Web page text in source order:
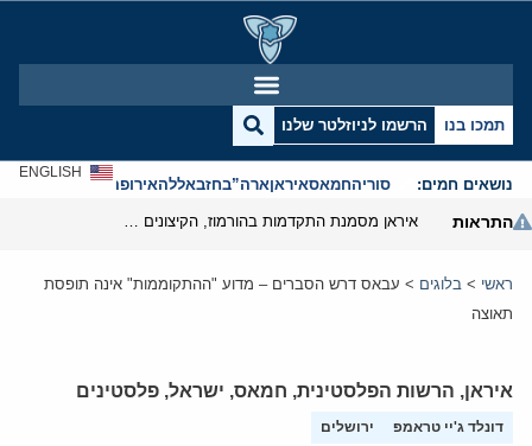
תמכו בנו הרשמו לניוזלטר שלנו
נושאים חמים: סוריהחמאסאיראןארה”בחזבאללהאירופהאנטישמיות
ENGLISH
התראות
ראשי > בלוגים > עבאס דרש הסברים – מדוע "ההתקוממות" אינה תופסת
תאוצה
איראן, הרשות הפלסטינית, חמאס, ישראל, פלסטינים
דונלד ג'יי טראמפ ירושלים